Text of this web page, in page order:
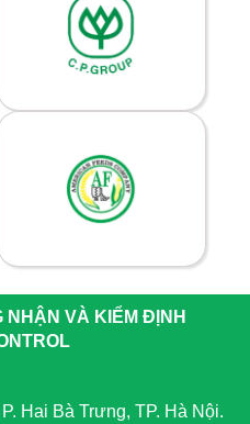
NHẬN VÀ KIỂM ĐỊNH
Hai Bà Trưng, TP. Hà Nội.